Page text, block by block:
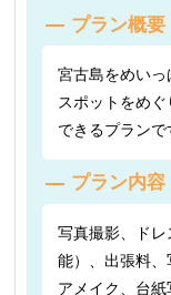
プラン概要
宮古島をめい
スポットをめ
できるプランで
プラン内容
写真撮影、ド
能）、出張料
アメイク、台